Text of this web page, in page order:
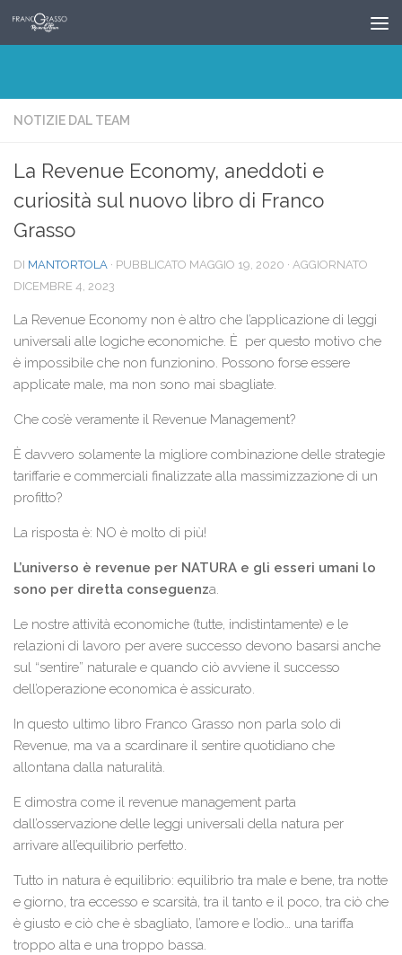
Salta al contenuto
NOTIZIE DAL TEAM
La Revenue Economy, aneddoti e
curiosità sul nuovo libro di Franco
Grasso
DI MANTORTOLA · PUBBLICATO MAGGIO 19, 2020 · AGGIORNATO
DICEMBRE 4, 2023
La Revenue Economy non è altro che l’applicazione di leggi
universali alle logiche economiche. È per questo motivo che
è impossibile che non funzionino. Possono forse essere
applicate male, ma non sono mai sbagliate.
Che cos’è veramente il Revenue Management?
È davvero solamente la migliore combinazione delle strategie
tariffarie e commerciali finalizzate alla massimizzazione di un
profitto?
La risposta è: NO è molto di più!
L’universo è revenue per NATURA e gli esseri umani lo
sono per diretta conseguenza.
Le nostre attività economiche (tutte, indistintamente) e le
relazioni di lavoro per avere successo devono basarsi anche
sul “sentire” naturale e quando ciò avviene il successo
dell’operazione economica è assicurato.
In questo ultimo libro Franco Grasso non parla solo di
Revenue, ma va a scardinare il sentire quotidiano che
allontana dalla naturalità.
E dimostra come il revenue management parta
dall’osservazione delle leggi universali della natura per
arrivare all’equilibrio perfetto.
Tutto in natura è equilibrio: equilibrio tra male e bene, tra notte
e giorno, tra eccesso e scarsità, tra il tanto e il poco, tra ciò che
è giusto e ciò che è sbagliato, l’amore e l’odio… una tariffa
troppo alta e una troppo bassa.